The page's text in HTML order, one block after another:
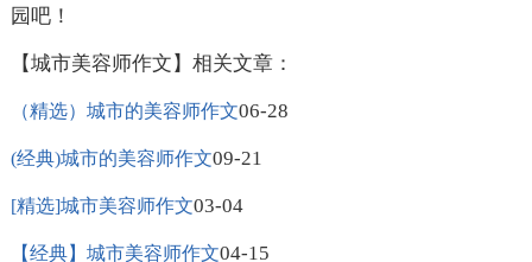
园吧！
【城市美容师作文】相关文章：
（精选）城市的美容师作文06-28
(经典)城市的美容师作文09-21
[精选]城市美容师作文03-04
【经典】城市美容师作文04-15